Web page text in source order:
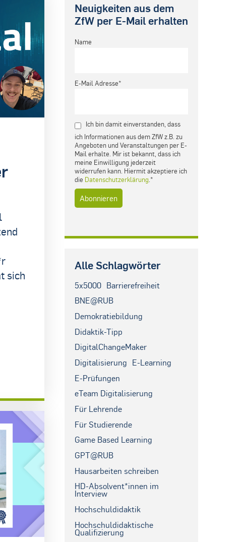
sich
Neuigkeiten aus dem
ZfW per E-Mail erhalten
Name
E-Mail Adresse*
Ich bin damit einverstanden, dass
ich Informationen aus dem ZfW z.B. zu
Angeboten und Veranstaltungen per E-
Mail erhalte. Mir ist bekannt, dass ich
meine Einwilligung jederzeit
widerrufen kann. Hiermit akzeptiere ich
die Datenschutzerklärung .*
Alle Schlagwörter
5x5000 Barrierefreiheit
BNE@RUB
Demokratiebildung
Didaktik-Tipp
DigitalChangeMaker
Digitalisierung E-Learning
E-Prüfungen
eTeam Digitalisierung
Für Lehrende
Für Studierende
Game Based Learning
GPT@RUB
Hausarbeiten schreiben
HD-Absolvent*innen im
Interview
Hochschuldidaktik
Hochschuldidaktische
Qualifizierung